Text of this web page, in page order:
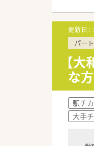
更新日：
パー
【
な
駅チカ
大手